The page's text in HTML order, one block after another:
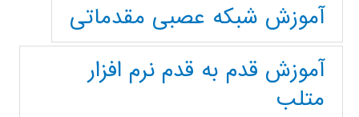
آموزش شبکه عصبی مقدماتی
آموزش قدم به قدم نرم افزار
متلب